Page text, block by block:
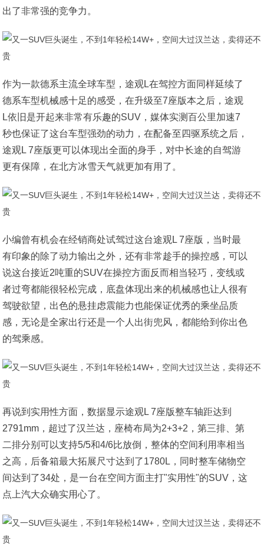
出了非常强的竞争力。
作为一款德系主流全球车型，途观L在驾控方面同样延续了
德系车型机械感十足的感受，在升级至7座版本之后，途观
L依旧是开起来非常有乐趣的SUV，媒体实测百公里加速7
秒也保证了这台车型强劲的动力，在配备至四驱系统之后，
途观L 7座版更可以体现出全面的身手，对中长途的自驾游
更有保障，在北方冰雪天气就更加有用了。
小编曾有机会在经销商处试驾过这台途观L 7座版，当时最
有印象的除了动力输出之外，还有非常趁手的操控感，可以
说这台接近2吨重的SUV在操控方面反而相当轻巧，变线或
者过弯都能很轻松完成，底盘体现出来的机械感也让人很有
驾驶欲望，出色的悬挂虑震能力也能保证优秀的乘坐品质
感，无论是全家出行还是一个人出街兜风，都能给到你出色
的驾乘感。
再说到实用性方面，数据显示途观L 7座版整车轴距达到
2791mm，超过了汉兰达，座椅布局为2+3+2，第三排、第
二排分别可以支持5/5和4/6比放倒，整体的空间利用率相当
之高，后备箱最大拓展尺寸达到了1780L，同时整车储物空
间达到了34处，是一台在空间方面主打"实用性"的SUV，这
点上汽大众确实用心了。